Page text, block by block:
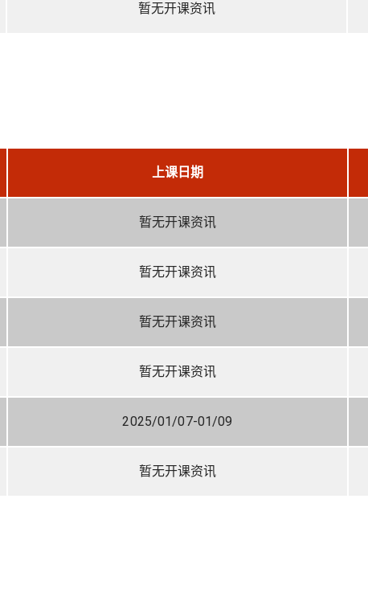
暂无开课资讯
上课日期
暂无开课资讯
暂无开课资讯
暂无开课资讯
暂无开课资讯
2025/01/07-01/09
暂无开课资讯